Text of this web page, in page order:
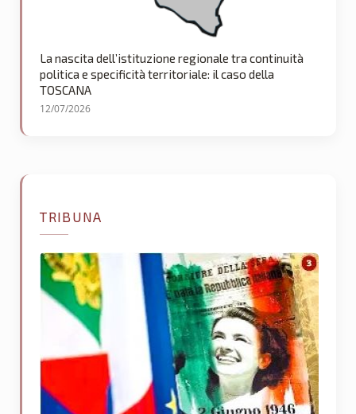
La nascita dell’istituzione regionale tra continuità
politica e specificità territoriale: il caso della
TOSCANA
12/07/2026
TRIBUNA